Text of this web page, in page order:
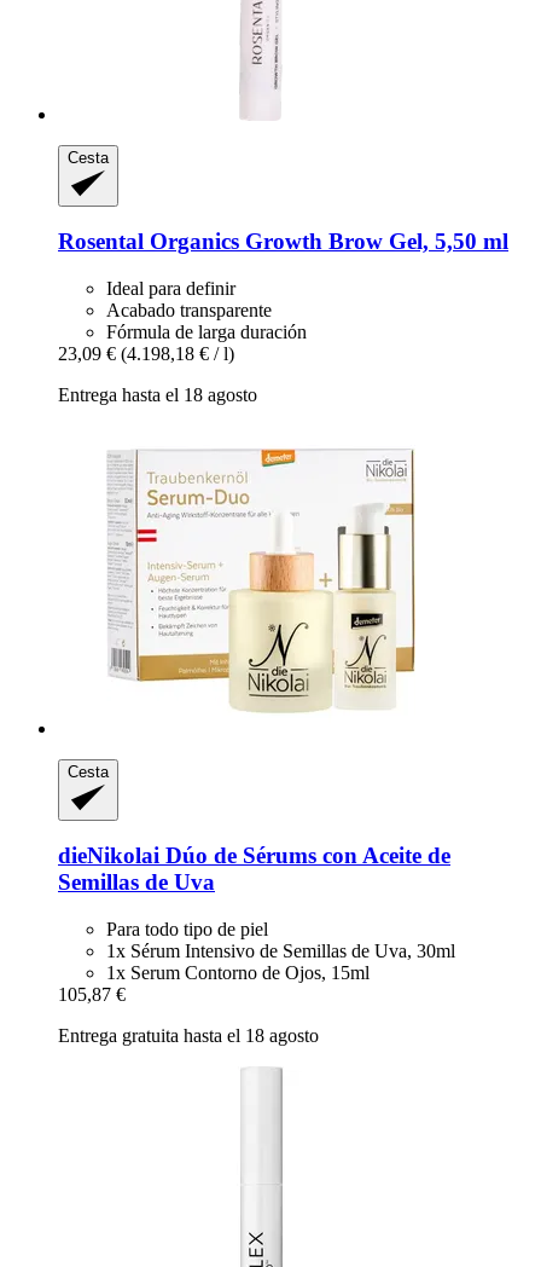
Cesta
Rosental Organics Growth Brow Gel, 5,50 ml
Ideal para definir
Acabado transparente
Fórmula de larga duración
23,09 € (4.198,18 € / l)
Entrega hasta el 18 agosto
Cesta
dieNikolai Dúo de Sérums con Aceite de
Semillas de Uva
Para todo tipo de piel
1x Sérum Intensivo de Semillas de Uva, 30ml
1x Serum Contorno de Ojos, 15ml
105,87 €
Entrega gratuita hasta el 18 agosto